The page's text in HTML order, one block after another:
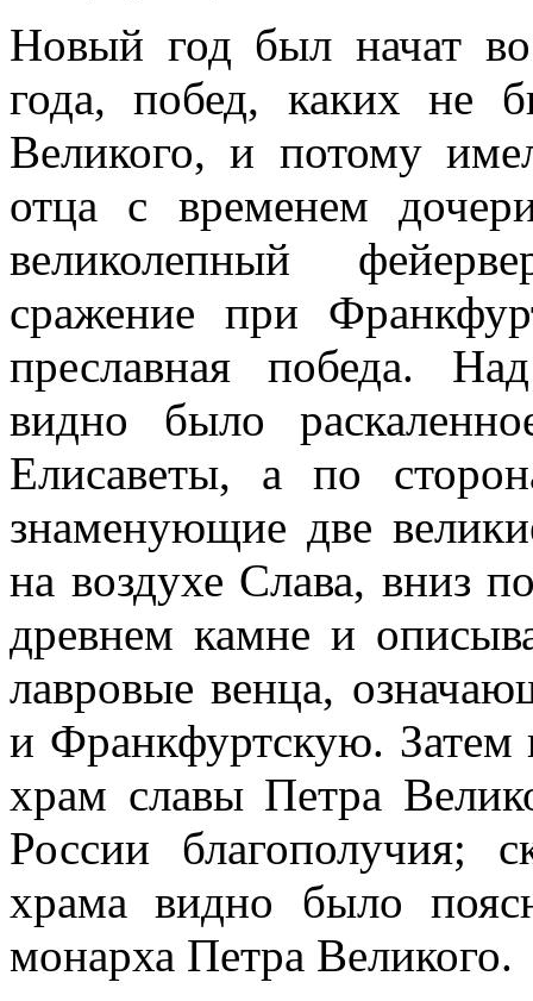
Новый год был начат
года, побед, каких не
Великого, и потому
отца с временем
великолепный
сражение при
преславная победа.
видно было
Елисаветы, а по
знаменующие две
на воздухе Слава, вниз
древнем камне и
лавровые венца,
и Франкфуртскую. Затем
храм славы Петра
России благополучия;
храма видно было
монарха Петра Великого.